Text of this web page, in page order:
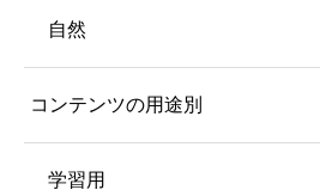
自然
コンテンツの用途別
学習用